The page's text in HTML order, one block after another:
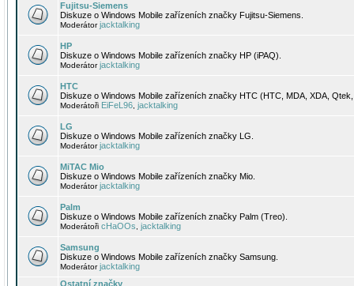
Fujitsu-Siemens
Diskuze o Windows Mobile zařízeních značky Fujitsu-Siemens.
Moderátorjacktalking
HP
Diskuze o Windows Mobile zařízeních značky HP (iPAQ).
Moderátorjacktalking
HTC
Diskuze o Windows Mobile zařízeních značky HTC (HTC, MDA, XDA,
Moderátoři EiFeL96 jacktalking
LG
Diskuze o Windows Mobile zařízeních značky LG.
Moderátorjacktalking
MiTAC Mio
Diskuze o Windows Mobile zařízeních značky Mio.
Moderátorjacktalking
Palm
Diskuze o Windows Mobile zařízeních značky Palm (Treo).
Moderátoři cHaOOs jacktalking
Samsung
Diskuze o Windows Mobile zařízeních značky Samsung.
Moderátorjacktalking
Ostatní značky